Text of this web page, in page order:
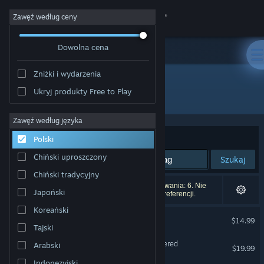
Zaloguj się
Społeczność
Informacje
Wsparcie
Zmień język
Pobierz aplikację mobilną Steam
Wersja przeglądarkowa
Zawęź według ceny
Dowolna cena
Zniżki i wydarzenia
Ukryj produkty Free to Play
Zawęź według języka
Polski
Chiński uproszczony
Chiński tradycyjny
Japoński
Koreański
Tajski
Arabski
Producent: Klei Entertainment
Sortuj według:
Szukaj
Liczba wyników pasujących do twojego wyszukiwania: 6. Nie
uwzględniono 74 tytułów na podstawie twoich preferencji.
$14.99
Mark of the Ninja: Remastered
$19.99